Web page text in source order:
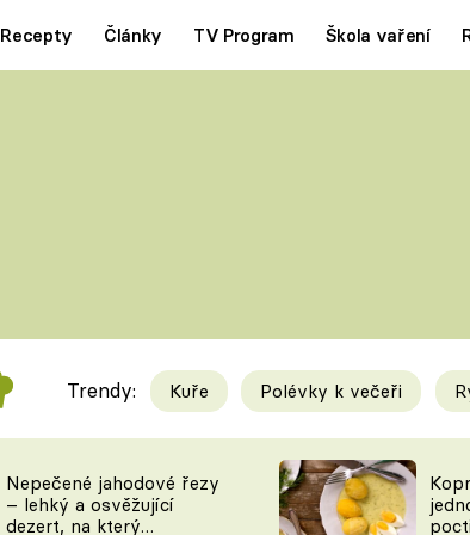
Recepty Články TV Program Škola vaření
Videorecepty
TEĎ VAŘÍ ŠÉF!
Tipy a
KAM ZA
Trendy: Kuře Polévky k večeři
Nepečené jahodové řezy
– lehký a osvěžující
dezert, na který